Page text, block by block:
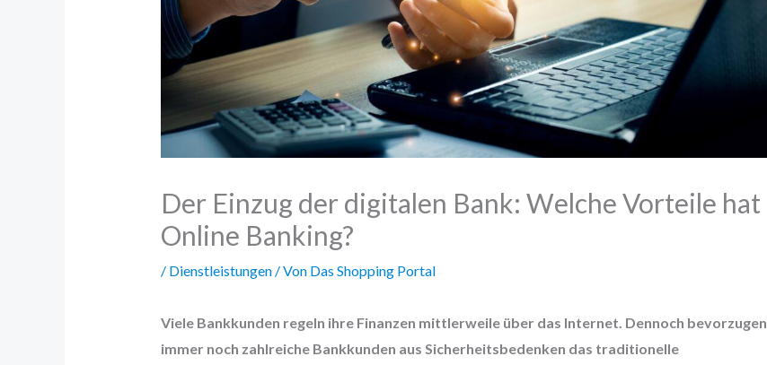
Der Einzug der digitalen Bank: Welche Vorteile hat
Online Banking?
/ Dienstleistungen/ Von Das Shopping Portal
Viele Bankkunden regeln ihre Finanzen mittlerweile über das Internet. Dennoch bevorzugen
immer noch zahlreiche Bankkunden aus Sicherheitsbedenken das traditionelle